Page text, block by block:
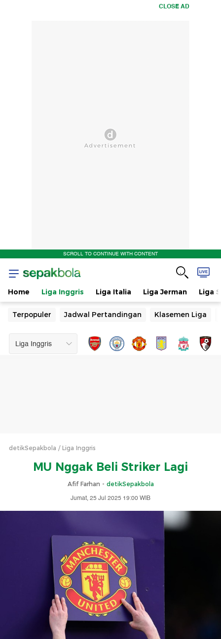
CLOSE AD
SCROLL TO CONTINUE WITH CONTENT
Home Liga Inggris Liga Italia Liga Jerman Liga
Terpopuler Jadwal Pertandingan Klasemen Liga
detikSepakbola Liga Inggris
MU Nggak Beli Striker Lagi
Afif Farhan - detikSepakbola
Jumat, 25 Jul 2025 19:00 WIB